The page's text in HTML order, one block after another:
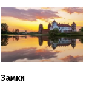
Замки